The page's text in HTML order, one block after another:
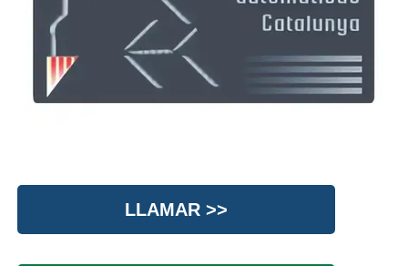
LLAMAR >>